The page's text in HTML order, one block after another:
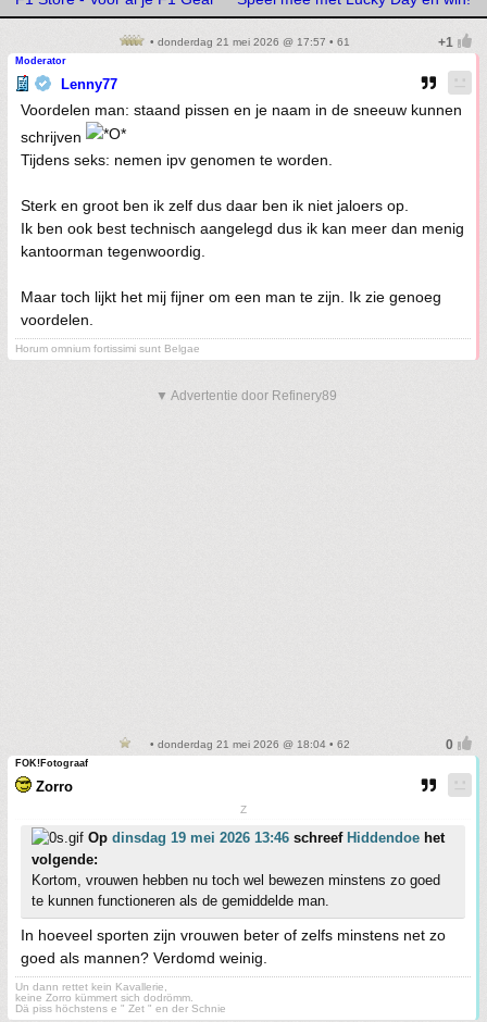
• donderdag 21 mei 2026 @ 17:57 • 61
Moderator
Lenny77
Voordelen man: staand pissen en je naam in de sneeuw kunnen
schrijven
Tijdens seks: nemen ipv genomen te worden.
Sterk en groot ben ik zelf dus daar ben ik niet jaloers op.
Ik ben ook best technisch aangelegd dus ik kan meer dan menig
kantoorman tegenwoordig.
Maar toch lijkt het mij fijner om een man te zijn. Ik zie genoeg
voordelen.
Horum omnium fortissimi sunt Belgae
▼ Advertentie door Refinery89
• donderdag 21 mei 2026 @ 18:04 • 62
FOK!Fotograaf
Zorro
Z
Op dinsdag 19 mei 2026 13:46 schreef Hiddendoe het
volgende:
Kortom, vrouwen hebben nu toch wel bewezen minstens zo goed
te kunnen functioneren als de gemiddelde man.
In hoeveel sporten zijn vrouwen beter of zelfs minstens net zo
goed als mannen? Verdomd weinig.
Un dann rettet kein Kavallerie,
keine Zorro kümmert sich dodrömm.
Dä piss höchstens e " Zet " en der Schnie